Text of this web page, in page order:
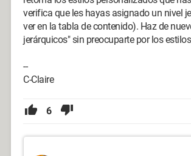
verifica que les hayas asignado un nivel
ver en la tabla de contenido). Haz de
jerárquicos" sin preocuparte por los
--
C-Claire
6